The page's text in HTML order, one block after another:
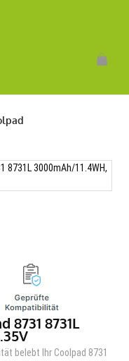
8731 8731L
belebt Ihr Coolpad 8731